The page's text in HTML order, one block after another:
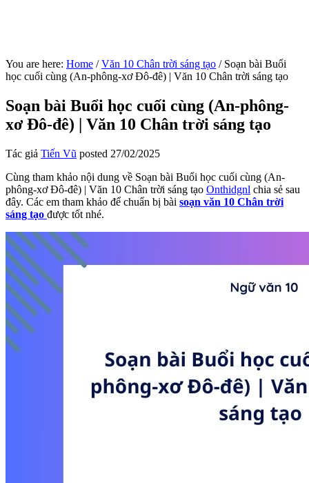
You are here: Home / Văn 10 Chân trời sáng tạo /Soạn bài Buổi
học cuối cùng (An-phông-xơ Đô-đê) | Văn 10 Chân trời sáng tạo
Soạn bài Buổi học cuối cùng (An-phông-
xơ Đô-đê) | Văn 10 Chân trời sáng tạo
Tác giả Tiến Vũ posted 27/02/2025
Cùng tham khảo nội dung về Soạn bài Buổi học cuối cùng (An-
phông-xơ Đô-đê) | Văn 10 Chân trời sáng tạo Onthidgnl chia sẻ sau
đây. Các em tham khảo để chuẩn bị bài soạn văn 10 Chân trời
sáng tạo được tốt nhé.